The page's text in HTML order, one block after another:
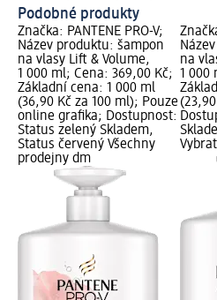
Podobné produkty
Značka: PANTENE PRO-V;
Název produktu: šampon
na vlasy Lift & Volume,
1 000 ml; Cena: 369,00 Kč;
Základní cena: 1 000 ml
(36,90 Kč za 100 ml); Pouze
online grafika; Dostupnost:
Status zelený Skladem,
Status červený Všechny
prodejny dm
na
1 000